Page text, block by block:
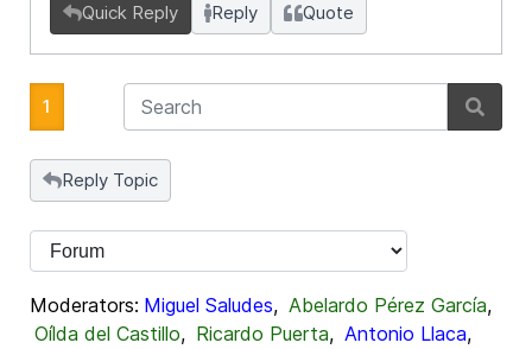
Quick Reply Reply Quote
1
Reply Topic
Moderators: Miguel Saludes, Abelardo Pérez García,
Oílda del Castillo, Ricardo Puerta, Antonio Llaca,